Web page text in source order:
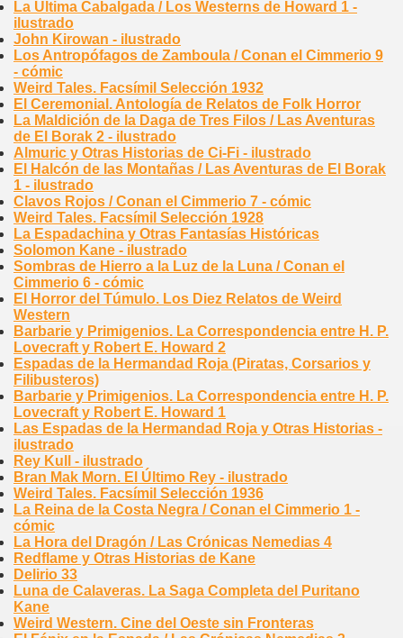
La Última Cabalgada / Los Westerns de Howard 1 -
ilustrado
John Kirowan - ilustrado
Los Antropófagos de Zamboula / Conan el Cimmerio 9
- cómic
Weird Tales. Facsímil Selección 1932
El Ceremonial. Antología de Relatos de Folk Horror
La Maldición de la Daga de Tres Filos / Las Aventuras
de El Borak 2 - ilustrado
Almuric y Otras Historias de Ci-Fi - ilustrado
El Halcón de las Montañas / Las Aventuras de El Borak
1 - ilustrado
Clavos Rojos / Conan el Cimmerio 7 - cómic
Weird Tales. Facsímil Selección 1928
La Espadachina y Otras Fantasías Históricas
Solomon Kane - ilustrado
Sombras de Hierro a la Luz de la Luna / Conan el
Cimmerio 6 - cómic
El Horror del Túmulo. Los Diez Relatos de Weird
Western
Barbarie y Primigenios. La Correspondencia entre H. P.
Lovecraft y Robert E. Howard 2
Espadas de la Hermandad Roja (Piratas, Corsarios y
Filibusteros)
Barbarie y Primigenios. La Correspondencia entre H. P.
Lovecraft y Robert E. Howard 1
Las Espadas de la Hermandad Roja y Otras Historias -
ilustrado
Rey Kull - ilustrado
Bran Mak Morn. El Último Rey - ilustrado
Weird Tales. Facsímil Selección 1936
La Reina de la Costa Negra / Conan el Cimmerio 1 -
cómic
La Hora del Dragón / Las Crónicas Nemedias 4
Redflame y Otras Historias de Kane
Delirio 33
Luna de Calaveras. La Saga Completa del Puritano
Kane
Weird Western. Cine del Oeste sin Fronteras